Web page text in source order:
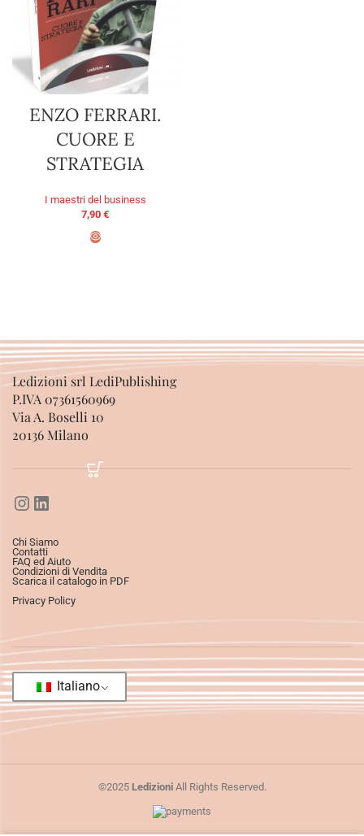
ENZO FERRARI.
CUORE E
STRATEGIA
I maestri del business
7,90 €
Ledizioni srl LediPublishing
P.IVA 07361560969
Via A. Boselli 10
20136 Milano
Chi Siamo
Contatti
FAQ ed Aiuto
Condizioni di Vendita
Scarica il catalogo in PDF
Privacy Policy
Italiano
©2025 LedizioniAll Rights Reserved.